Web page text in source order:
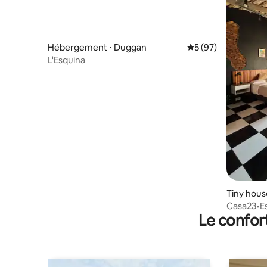
Hébergement ⋅ Duggan Évaluation
5 (97)
L'Esquina
Tiny
Areco
Le